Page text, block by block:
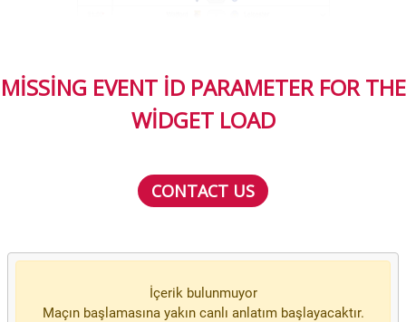
MISSING EVENT ID PARAMETER FOR THE
WIDGET LOAD
CONTACT US
İçerik bulunmuyor
Maçın başlamasına yakın canlı anlatım başlayacaktır.